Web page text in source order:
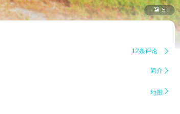
 5
12条评论 
简介 
地图 